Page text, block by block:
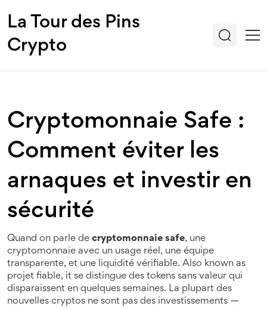
La Tour des Pins
Crypto
Cryptomonnaie Safe :
Comment éviter les
arnaques et investir en
sécurité
Quand on parle de cryptomonnaie safe, une
cryptomonnaie avec un usage réel, une équipe
transparente, et une liquidité vérifiable. Also known as
projet fiable, it se distingue des tokens sans valeur qui
disparaissent en quelques semaines. La plupart des
nouvelles cryptos ne sont pas des investissements —